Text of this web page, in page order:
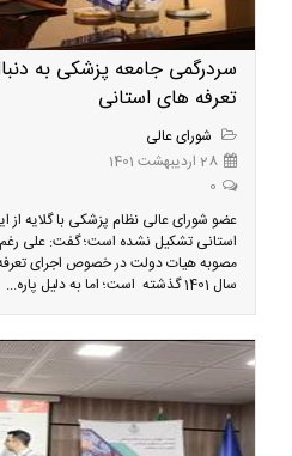
سردرگمی جامعه پزشکی به
تعرفه های استانی
شورای عالی
28 اردیبهشت 1401
0
عضو شورای عالی نظام پزشکی با گلایه از
استانی تشکیل نشده است؛ گفت: علی رغم
مصوبه هیات دولت در خصوص اجرای
سال 1401 گذشته است؛ اما به دلیل پاره...